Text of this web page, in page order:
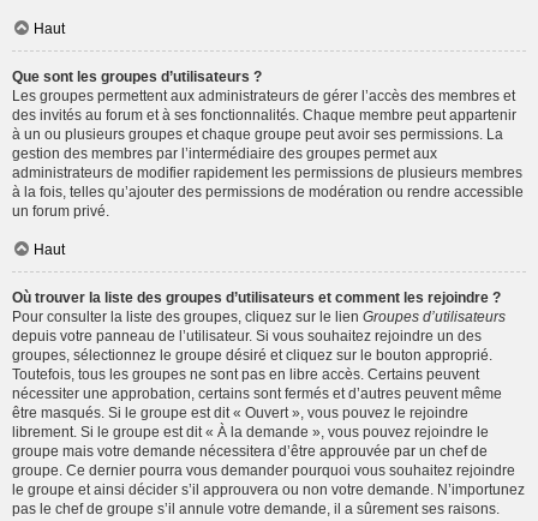
Haut
Que sont les groupes d’utilisateurs ?
Les groupes permettent aux administrateurs de gérer l’accès des membres et
des invités au forum et à ses fonctionnalités. Chaque membre peut appartenir
à un ou plusieurs groupes et chaque groupe peut avoir ses permissions. La
gestion des membres par l’intermédiaire des groupes permet aux
administrateurs de modifier rapidement les permissions de plusieurs membres
à la fois, telles qu’ajouter des permissions de modération ou rendre accessible
un forum privé.
Haut
Où trouver la liste des groupes d’utilisateurs et comment les rejoindre ?
Pour consulter la liste des groupes, cliquez sur le lien Groupes d’utilisateurs
depuis votre panneau de l’utilisateur. Si vous souhaitez rejoindre un des
groupes, sélectionnez le groupe désiré et cliquez sur le bouton approprié.
Toutefois, tous les groupes ne sont pas en libre accès. Certains peuvent
nécessiter une approbation, certains sont fermés et d’autres peuvent même
être masqués. Si le groupe est dit « Ouvert », vous pouvez le rejoindre
librement. Si le groupe est dit « À la demande », vous pouvez rejoindre le
groupe mais votre demande nécessitera d’être approuvée par un chef de
groupe. Ce dernier pourra vous demander pourquoi vous souhaitez rejoindre
le groupe et ainsi décider s’il approuvera ou non votre demande. N’importunez
pas le chef de groupe s’il annule votre demande, il a sûrement ses raisons.